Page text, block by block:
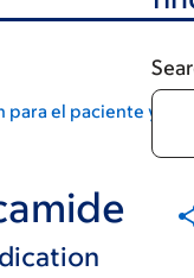
para el paciente y la